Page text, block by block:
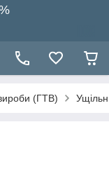
(ГТВ)